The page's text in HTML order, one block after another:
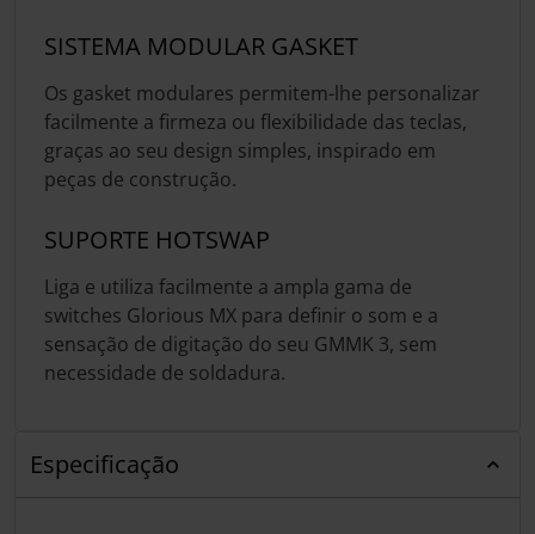
SISTEMA MODULAR GASKET
Os gasket modulares permitem-lhe personalizar
facilmente a firmeza ou flexibilidade das teclas,
graças ao seu design simples, inspirado em
peças de construção.
SUPORTE HOTSWAP
Liga e utiliza facilmente a ampla gama de
switches Glorious MX para definir o som e a
sensação de digitação do seu GMMK 3, sem
necessidade de soldadura.
Especificação